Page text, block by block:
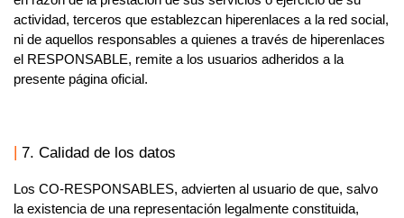
actividad, terceros que establezcan hiperenlaces a la red social,
ni de aquellos responsables a quienes a través de hiperenlaces
el RESPONSABLE, remite a los usuarios adheridos a la
presente página oficial.
7. Calidad de los datos
Los CO-RESPONSABLES, advierten al usuario de que, salvo
la existencia de una representación legalmente constituida,